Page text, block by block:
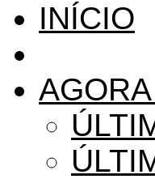
INÍCIO